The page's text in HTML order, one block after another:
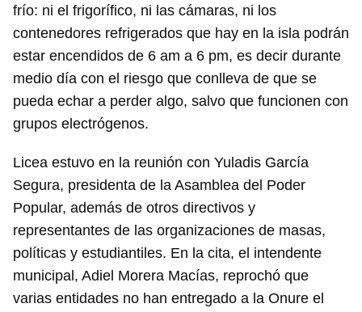
frío: ni el frigorífico, ni las cámaras, ni los
contenedores refrigerados que hay en la isla podrán
estar encendidos de 6 am a 6 pm, es decir durante
medio día con el riesgo que conlleva de que se
pueda echar a perder algo, salvo que funcionen con
grupos electrógenos.
Licea estuvo en la reunión con Yuladis García
Segura, presidenta de la Asamblea del Poder
Popular, además de otros directivos y
representantes de las organizaciones de masas,
políticas y estudiantiles. En la cita, el intendente
municipal, Adiel Morera Macías, reprochó que
varias entidades no han entregado a la Onure el